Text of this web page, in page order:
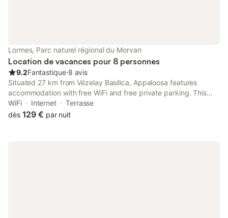
Lormes, Parc naturel régional du Morvan
Location de vacances pour 8 personnes
9.2Fantastique⋅8 avis
Situated 27 km from Vézelay Basilica, Appaloosa features
accommodation with free WiFi and free private parking. This
holiday home provides a garden as well as a terrace.
WiFi Internet
Terrasse
dès 129 € par nuit